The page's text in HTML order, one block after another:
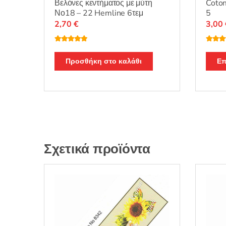
Βελόνες κεντήματος με μύτη
Νο18 – 22 Hemline 6τεμ
θηκε με5.00
από 5
2,70 €
Προσθήκη στο καλάθι
5
θηκε
από 5
3,00
Σχετικά προϊόντα